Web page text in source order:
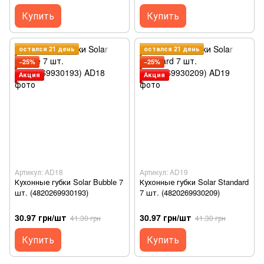
Купить Купить
остался 21 день
−25%
Акция
Артикул: AD18
Кухонные губки Solar Bubble 7
шт. (4820269930193)
30.97 грн/шт 41.30 грн
Купить
остался 21 день
−25%
Акция
Артикул: AD19
Кухонные губки Solar Standard
7 шт. (4820269930209)
30.97 грн/шт 41.30 грн
Купить